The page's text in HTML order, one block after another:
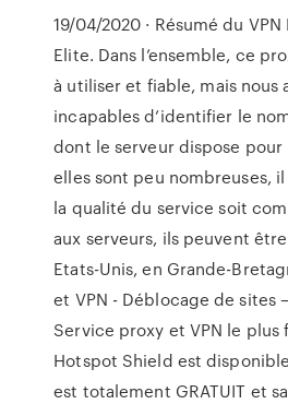
19/04/2020 · Résumé du
Elite. Dans l’ensemble, ce
à utiliser et fiable, mais nous
incapables d’identifier le
dont le serveur dispose pour
elles sont peu nombreuses,
la qualité du service soit
aux serveurs, ils peuvent
Etats-Unis, en Grande-
et VPN - Déblocage de sites
Service proxy et VPN le plus
Hotspot Shield est
est totalement GRATUIT et